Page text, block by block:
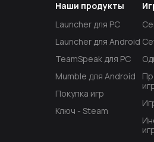
Наши продукты
Launcher для PC
Launcher для Android
TeamSpeak для PC
Mumble для Android
Покупка игр
Ключ - Steam